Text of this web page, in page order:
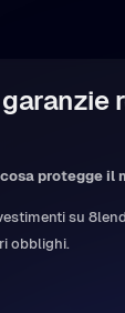
cosa protegge il
su
obblighi.